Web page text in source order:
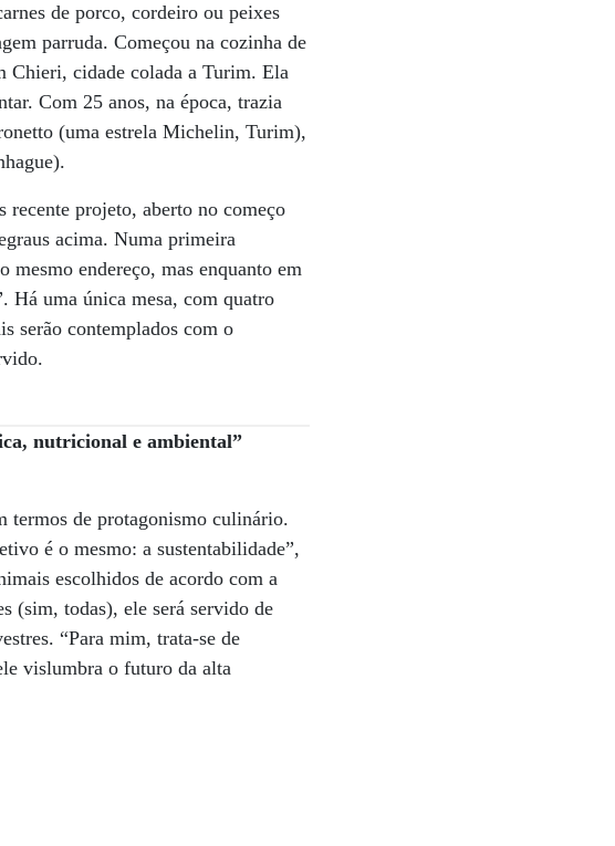
de porco, cordeiro ou peixes
parruda. Começou na cozinha de
Chieri, cidade colada a Turim. Ela
Com 25 anos, na época, trazia
(uma estrela Michelin, Turim),
recente projeto, aberto no começo
acima. Numa primeira
mesmo endereço, mas enquanto em
Há uma única mesa, com quatro
serão contemplados com o
nutricional e ambiental”
termos de protagonismo culinário.
é o mesmo: a sustentabilidade”,
escolhidos de acordo com a
(sim, todas), ele será servido de
“Para mim, trata-se de
vislumbra o futuro da alta